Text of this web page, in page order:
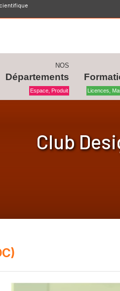
NOS
Départements
Espace, Produit Licences,
Club